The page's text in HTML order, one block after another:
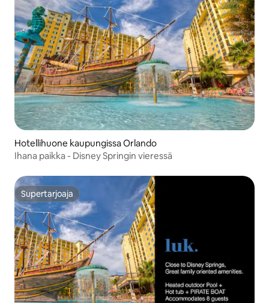
Hotellihuone kaupungissa Orlando
Ihana paikka - Disney Springin vieressä
Supertarjoaja
Supertarjoaja